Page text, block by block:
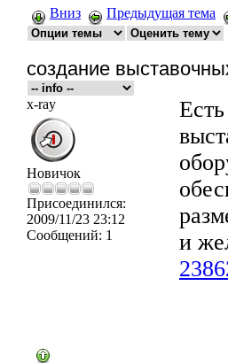
Вниз Предыдущая тема
создание
x-ray
Новичок
Присоединился:
2009/11/23 23:12
Сообщений: 1
и